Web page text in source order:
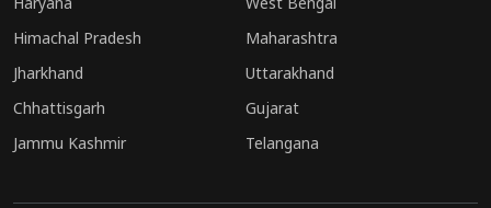
Himachal Pradesh
Maharashtra
Jharkhand
Uttarakhand
Chhattisgarh
Gujarat
Jammu Kashmir
Telangana